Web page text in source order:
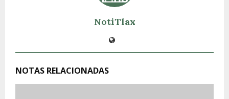
NotiTlax
NOTAS RELACIONADAS